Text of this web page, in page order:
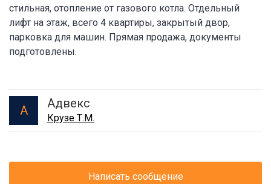
стильная, отопление от газового котла. Отдельный
лифт на этаж, всего 4 квартиры, закрытый двор,
парковка для машин. Прямая продажа, документы
подготовлены.
А Адвекс
Крузе Т.М.
Написать сообщение